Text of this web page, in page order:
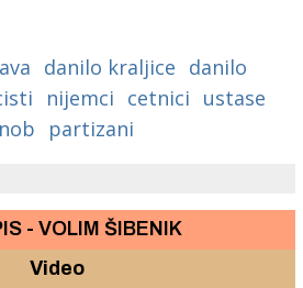
danilo kraljice danilo
nijemci cetnici ustase
nob partizani
- VOLIM ŠIBENIK
Video